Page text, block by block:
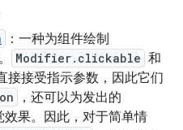
：一种为组件绘制
Modifier.clickable 和
接接受指示参数，因此它们
，还可以为发出的
效果。因此，对于简单情